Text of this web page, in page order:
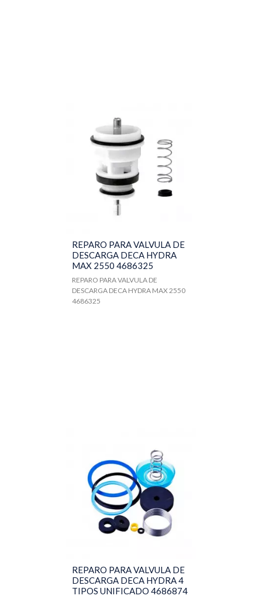
REPARO PARA VALVULA DE
DESCARGA DECA HYDRA
MAX 2550 4686325
REPARO PARA VALVULA DE
DESCARGA DECA HYDRA MAX 2550
4686325
REPARO PARA VALVULA DE
DESCARGA DECA HYDRA 4
TIPOS UNIFICADO 4686874